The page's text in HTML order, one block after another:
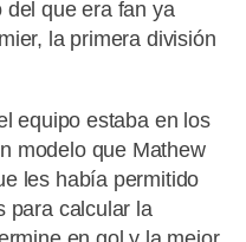
del que era fan ya
la primera división
equipo estaba en los
modelo que Mathew
les había permitido
para calcular la